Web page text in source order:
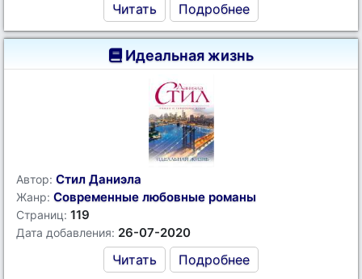
Читать Подробнее
Идеальная жизнь
Автор: Стил Даниэла
Жанр: Современные любовные романы
Страниц: 119
Дата добавления: 26-07-2020
Читать Подробнее